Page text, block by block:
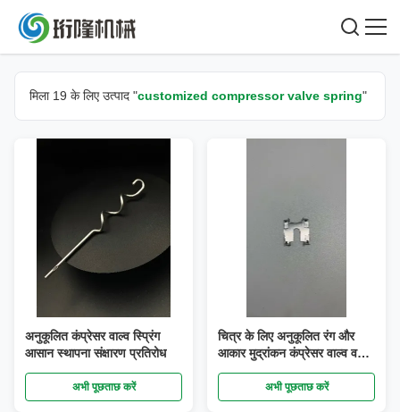
मिला 19 के लिए उत्पाद "customized compressor valve spring"
अनुकूलित कंप्रेसर वाल्व स्प्रिंग
आसान स्थापना संक्षारण प्रतिरोध
अभी पूछताछ करें
चित्र के लिए अनुकूलित रंग और
आकार मुद्रांकन कंप्रेसर वाल्व वसंत
समर्थन
अभी पूछताछ करें